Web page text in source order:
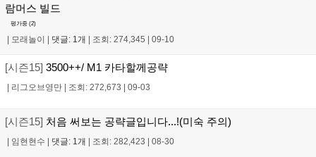
람머스 빌드
평가중 (2)
| 모래놀이 | 댓글: 1개 | 조회: 274,345 | 09-10
[시즌15] 3500++/ M1 카타할께공략
| 리그오브영만 | 조회: 272,673 | 09-03
[시즌15] 처음 써보는 공략글입니다...!(미숙 주의)
| 임현현수 | 댓글: 1개 | 조회: 282,423 | 08-30